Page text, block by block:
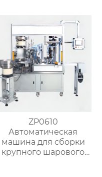
ZP0610
Автоматическая
машина для сборки
крупного шарового